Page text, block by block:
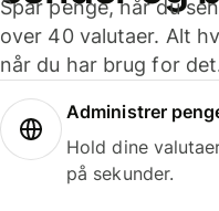
Spar penge, når du
over 40 valutaer. Alt
når du har brug for
Administrer
Hold dine
på sekunder.